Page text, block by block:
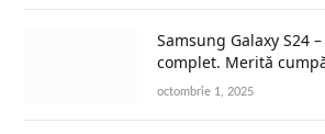
Samsung Galaxy S24
complet. Merită
octombrie 1, 2025